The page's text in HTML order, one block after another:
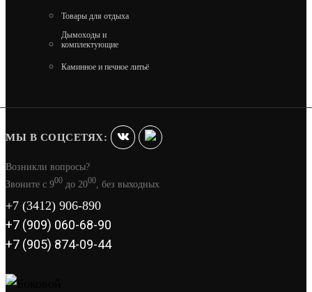
МАНГАЛ-ТЕРМО (HS-KU01-MT900) HELIOS
53 550
Товары для отдыха
Дымоходы и
комплектующие
Каминное и печное литьё
МЫ В СОЦСЕТЯХ:
Возникли вопросы?
Звоните с 900 до 2000 , без выходных
+7 (3412) 906-890
+7 (909) 060-68-90
+7 (905) 874-09-44